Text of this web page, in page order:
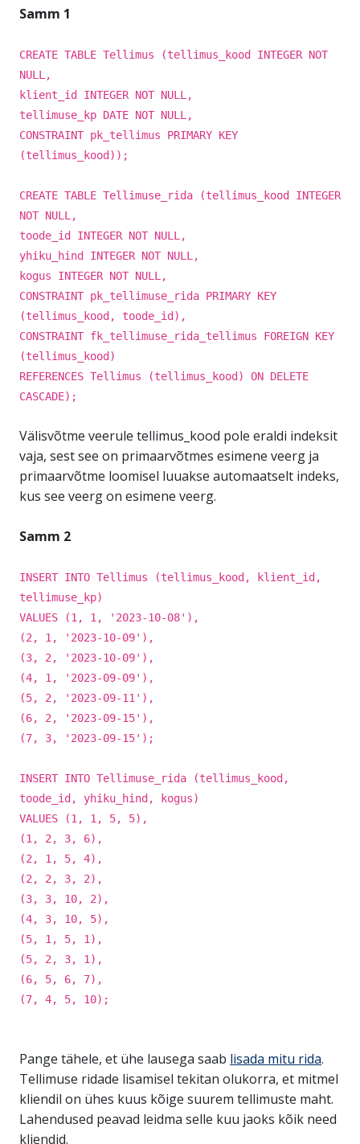
Samm 1
CREATE TABLE Tellimus (tellimus_kood INTEGER NOT
NULL,
klient_id INTEGER NOT NULL,
tellimuse_kp DATE NOT NULL,
CONSTRAINT pk_tellimus PRIMARY KEY
(tellimus_kood));
CREATE TABLE Tellimuse_rida (tellimus_kood INTEGER
NOT NULL,
toode_id INTEGER NOT NULL,
yhiku_hind INTEGER NOT NULL,
kogus INTEGER NOT NULL,
CONSTRAINT pk_tellimuse_rida PRIMARY KEY
(tellimus_kood, toode_id),
CONSTRAINT fk_tellimuse_rida_tellimus FOREIGN KEY
(tellimus_kood)
REFERENCES Tellimus (tellimus_kood) ON DELETE
CASCADE);
Välisvõtme veerule tellimus_kood pole eraldi indeksit
vaja, sest see on primaarvõtmes esimene veerg ja
primaarvõtme loomisel luuakse automaatselt indeks,
kus see veerg on esimene veerg.
Samm 2
INSERT INTO Tellimus (tellimus_kood, klient_id,
tellimuse_kp)
VALUES (1, 1, '2023-10-08'),
(2, 1, '2023-10-09'),
(3, 2, '2023-10-09'),
(4, 1, '2023-09-09'),
(5, 2, '2023-09-11'),
(6, 2, '2023-09-15'),
(7, 3, '2023-09-15');
INSERT INTO Tellimuse_rida (tellimus_kood,
toode_id, yhiku_hind, kogus)
VALUES (1, 1, 5, 5),
(1, 2, 3, 6),
(2, 1, 5, 4),
(2, 2, 3, 2),
(3, 3, 10, 2),
(4, 3, 10, 5),
(5, 1, 5, 1),
(5, 2, 3, 1),
(6, 5, 6, 7),
(7, 4, 5, 10);
Pange tähele, et ühe lausega saab lisada mitu rida.
Tellimuse ridade lisamisel tekitan olukorra, et mitmel
kliendil on ühes kuus kõige suurem tellimuste maht.
Lahendused peavad leidma selle kuu jaoks kõik need
kliendid.